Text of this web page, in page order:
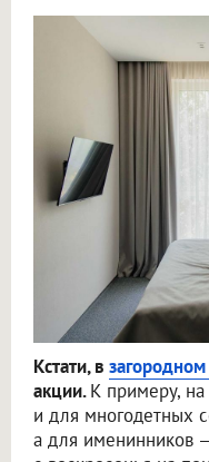
Кстати, в
акции.К примеру,
и для многодетных
а для именинников